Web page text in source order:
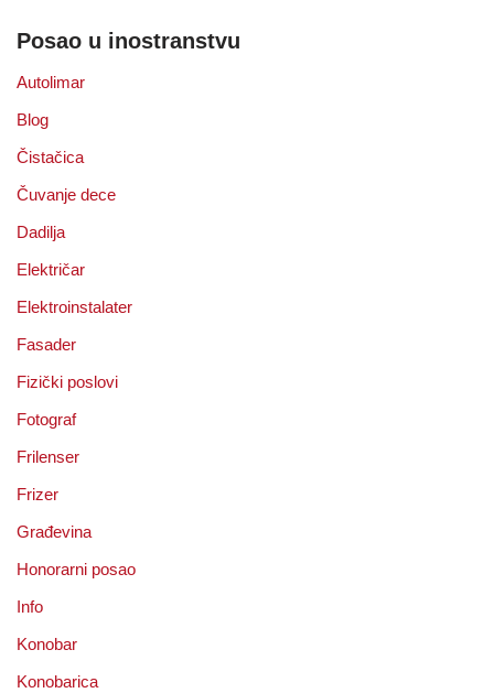
Posao u inostranstvu
Autolimar
Blog
Čistačica
Čuvanje dece
Dadilja
Električar
Elektroinstalater
Fasader
Fizički poslovi
Fotograf
Frilenser
Frizer
Građevina
Honorarni posao
Info
Konobar
Konobarica